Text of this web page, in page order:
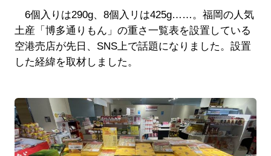
6個入りは290g、8個入リは425g……。福岡の人気
土産「博多通りもん」の重さ一覧表を設置している
空港売店が先日、SNS上で話題になりました。設置
した経緯を取材しました。